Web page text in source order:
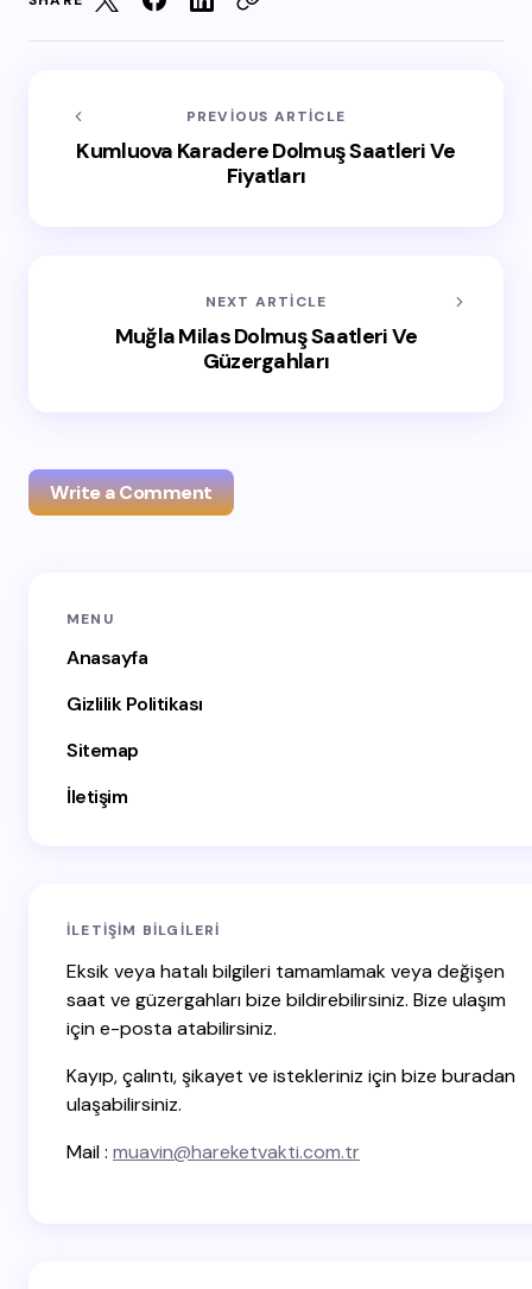
PREVIOUS ARTICLE
Kumluova Karadere Dolmuş Saatleri Ve
Fiyatları
NEXT ARTICLE
Muğla Milas Dolmuş Saatleri Ve
Güzergahları
Write a Comment
E-posta adresiniz yayınlanmayacak.
Name *
Email *
Save my name and email in this browser for the
next time I comment.
MENU
Anasayfa
Gizlilik Politikası
Sitemap
İletişim
İLETIŞIM BILGILERI
Eksik veya hatalı bilgileri tamamlamak veya değişen
saat ve güzergahları bize bildirebilirsiniz. Bize ulaşım
için e-posta atabilirsiniz.
Kayıp, çalıntı, şikayet ve istekleriniz için bize buradan
ulaşabilirsiniz.
Mail : muavin@hareketvakti.com.tr